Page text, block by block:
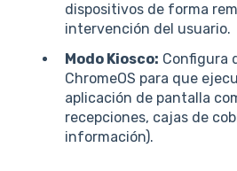
dispositivos de forma
intervención del usuario.
Modo Kiosco: Configura
ChromeOS para que
aplicación de pantalla
recepciones, cajas de
información).